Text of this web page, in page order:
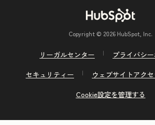
Copyright © 2026 HubSpot, Inc.
リーガルセンター
プライバシ
セキュリティー
ウェブサイトアク
Cookie設定を管理する